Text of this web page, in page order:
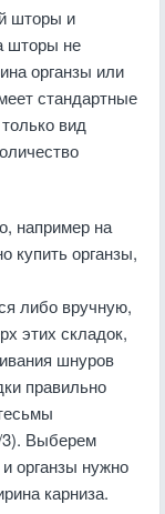
шторы и
шторы не
органзы или
стандартные
вид
например на
купить органзы,
либо вручную,
этих складок,
шнуров
правильно
3). Выберем
органзы нужно
карниза.